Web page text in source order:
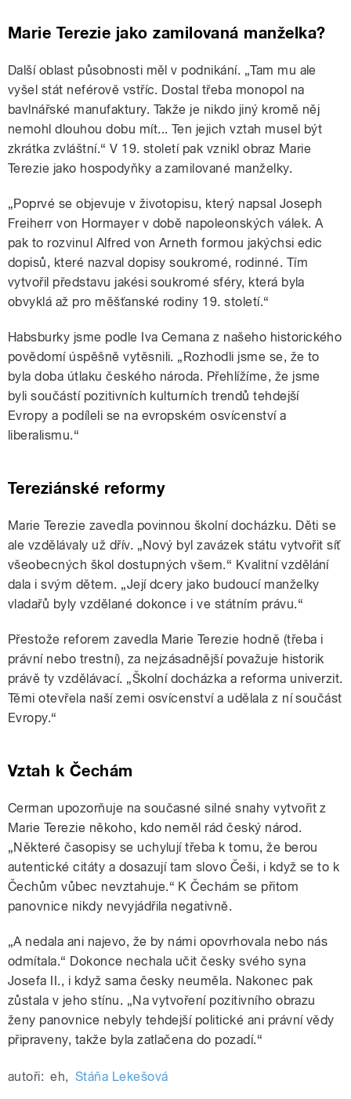
Marie Terezie jako zamilovaná manželka?
Další oblast působnosti měl v podnikání. „Tam mu ale
vyšel stát neférově vstříc. Dostal třeba monopol na
bavlnářské manufaktury. Takže je nikdo jiný kromě něj
nemohl dlouhou dobu mít... Ten jejich vztah musel být
zkrátka zvláštní.“ V 19. století pak vznikl obraz Marie
Terezie jako hospodyňky a zamilované manželky.
„Poprvé se objevuje v životopisu, který napsal Joseph
Freiherr von Hormayer v době napoleonských válek. A
pak to rozvinul Alfred von Arneth formou jakýchsi edic
dopisů, které nazval dopisy soukromé, rodinné. Tím
vytvořil představu jakési soukromé sféry, která byla
obvyklá až pro měšťanské rodiny 19. století.“
Habsburky jsme podle Iva Cemana z našeho historického
povědomí úspěšně vytěsnili. „Rozhodli jsme se, že to
byla doba útlaku českého národa. Přehlížíme, že jsme
byli součástí pozitivních kulturních trendů tehdejší
Evropy a podíleli se na evropském osvícenství a
liberalismu.“
Tereziánské reformy
Marie Terezie zavedla povinnou školní docházku. Děti se
ale vzdělávaly už dřív. „Nový byl zavázek státu vytvořit síť
všeobecných škol dostupných všem.“ Kvalitní vzdělání
dala i svým dětem. „Její dcery jako budoucí manželky
vladařů byly vzdělané dokonce i ve státním právu.“
Přestože reforem zavedla Marie Terezie hodně (třeba i
právní nebo trestní), za nejzásadnější považuje historik
právě ty vzdělávací. „Školní docházka a reforma univerzit.
Těmi otevřela naší zemi osvícenství a udělala z ní součást
Evropy.“
Vztah k Čechám
Cerman upozorňuje na současné silné snahy vytvořit z
Marie Terezie někoho, kdo neměl rád český národ.
„Některé časopisy se uchylují třeba k tomu, že berou
autentické citáty a dosazují tam slovo Češi, i když se to k
Čechům vůbec nevztahuje.“ K Čechám se přitom
panovnice nikdy nevyjádřila negativně.
„A nedala ani najevo, že by námi opovrhovala nebo nás
odmítala.“ Dokonce nechala učit česky svého syna
Josefa II., i když sama česky neuměla. Nakonec pak
zůstala v jeho stínu. „Na vytvoření pozitivního obrazu
ženy panovnice nebyly tehdejší politické ani právní vědy
připraveny, takže byla zatlačena do pozadí.“
autoři: eh, Stáňa Lekešová